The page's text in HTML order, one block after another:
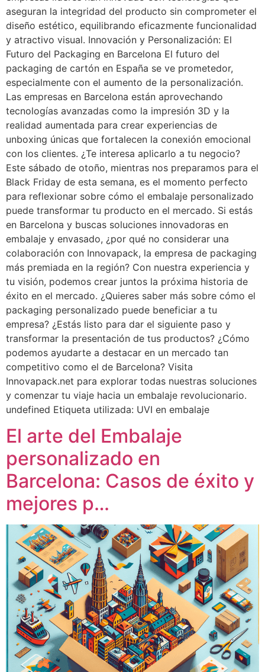
aseguran la integridad del producto sin comprometer el
diseño estético, equilibrando eficazmente funcionalidad
y atractivo visual. Innovación y Personalización: El
Futuro del Packaging en Barcelona El futuro del
packaging de cartón en España se ve prometedor,
especialmente con el aumento de la personalización.
Las empresas en Barcelona están aprovechando
tecnologías avanzadas como la impresión 3D y la
realidad aumentada para crear experiencias de
unboxing únicas que fortalecen la conexión emocional
con los clientes. ¿Te interesa aplicarlo a tu negocio?
Este sábado de otoño, mientras nos preparamos para el
Black Friday de esta semana, es el momento perfecto
para reflexionar sobre cómo el embalaje personalizado
puede transformar tu producto en el mercado. Si estás
en Barcelona y buscas soluciones innovadoras en
embalaje y envasado, ¿por qué no considerar una
colaboración con Innovapack, la empresa de packaging
más premiada en la región? Con nuestra experiencia y
tu visión, podemos crear juntos la próxima historia de
éxito en el mercado. ¿Quieres saber más sobre cómo el
packaging personalizado puede beneficiar a tu
empresa? ¿Estás listo para dar el siguiente paso y
transformar la presentación de tus productos? ¿Cómo
podemos ayudarte a destacar en un mercado tan
competitivo como el de Barcelona? Visita
Innovapack.net para explorar todas nuestras soluciones
y comenzar tu viaje hacia un embalaje revolucionario.
undefined Etiqueta utilizada: UVI en embalaje
El arte del Embalaje
personalizado en
Barcelona: Casos de éxito y
mejores p…